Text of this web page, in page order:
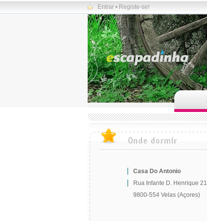
Entrar • Registe-se!
Casa Do Antonio
Rua Infante D. Henrique 21
9800-554 Velas (Açores)